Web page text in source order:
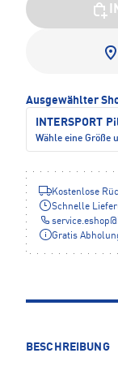
Ausgewählter
INTERSPORT
Wähle eine Größe
Kostenlose
Schnelle
service.eshop@
Gratis
BESCHREIBUNG